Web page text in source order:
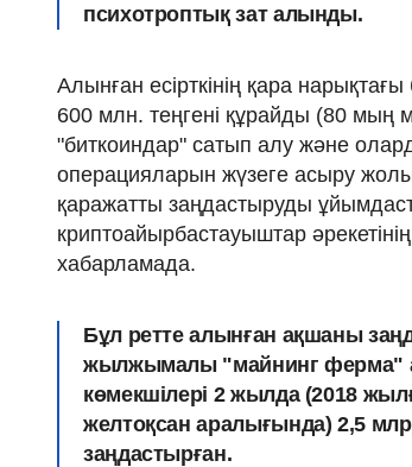
психотроптық зат алынды.
Алынған есірткінің қара
600 млн. теңгені құрайды (80
"биткоиндар" сатып алу және
операцияларын жүзеге асыру
қаражатты заңдастыруды
криптоайырбастауыштар
хабарламада.
Бұл ретте алынған ақшаны
жылжымалы "майнинг ферма"
көмекшілері 2 жылда (2018
желтоқсан аралығында) 2,5
заңдастырған.